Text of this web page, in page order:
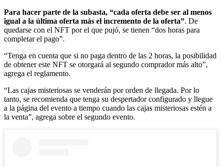
Para hacer parte de la subasta, “cada oferta debe ser al menos
igual a la última oferta más el incremento de la oferta”. De
quedarse con el NFT por el que pujó, se tienen “dos horas para
completar el pago”.
“Tenga en cuenta que si no paga dentro de las 2 horas, la posibilidad
de obtener este NFT se otorgará al segundo comprador más alto”,
agrega el reglamento.
“Las cajas misteriosas se venderán por orden de llegada. Por lo
tanto, se recomienda que tenga su despertador configurado y llegue
a la página del evento a tiempo cuando las cajas misteriosas estén a
la venta”, agrega sobre el segundo evento.